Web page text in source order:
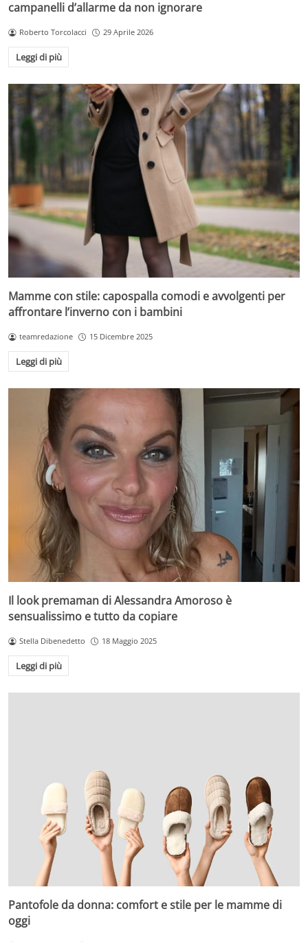
campanelli d’allarme da non ignorare
Roberto Torcolacci 29 Aprile 2026
Leggi di più
Mamme con stile: capospalla comodi e avvolgenti per
affrontare l’inverno con i bambini
teamredazione 15 Dicembre 2025
Leggi di più
Il look premaman di Alessandra Amoroso è
sensualissimo e tutto da copiare
Stella Dibenedetto 18 Maggio 2025
Leggi di più
Pantofole da donna: comfort e stile per le mamme di
oggi